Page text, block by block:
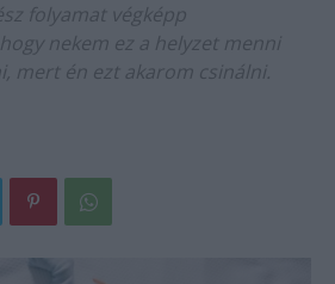
folyamat végképp
nekem ez a helyzet menni
mert én ezt akarom csinálni.